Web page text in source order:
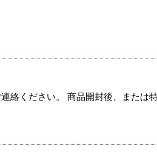
絡ください。 商品開封後、または